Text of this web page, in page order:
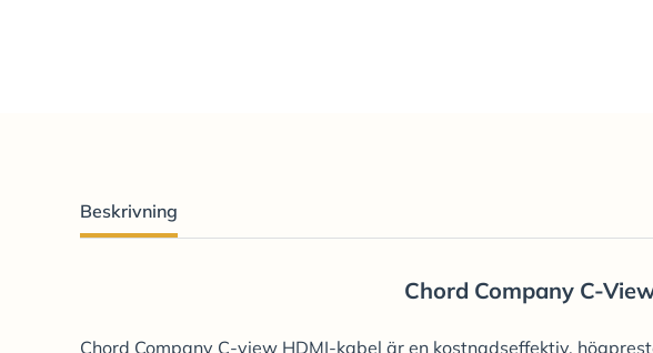
Beskrivning
Chord Company C-
Chord Company C-view HDMI-kabel är en kostnadseffektiv,